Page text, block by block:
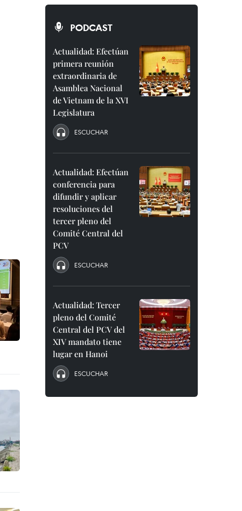
PODCAST
Actualidad: Efectúan
primera reunión
extraordinaria de
Asamblea Nacional
de Vietnam de la XVI
Legislatura
ESCUCHAR
Actualidad: Efectúan
conferencia para
difundir y aplicar
resoluciones del
tercer pleno del
Comité Central del
PCV
ESCUCHAR
Actualidad: Tercer
pleno del Comité
Central del PCV del
XIV mandato tiene
lugar en Hanoi
ESCUCHAR